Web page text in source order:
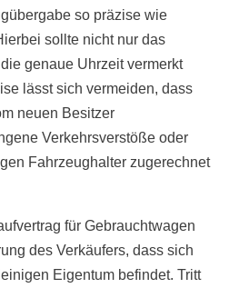
so präzise wie
sollte nicht nur das
genaue Uhrzeit vermerkt
lässt sich vermeiden, dass
neuen Besitzer
Verkehrsverstöße oder
Fahrzeughalter zugerechnet
für Gebrauchtwagen
des Verkäufers, dass sich
Eigentum befindet. Tritt